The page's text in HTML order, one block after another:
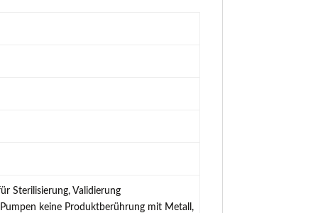
Sterilisierung, Validierung
keine Produktberührung mit Metall,